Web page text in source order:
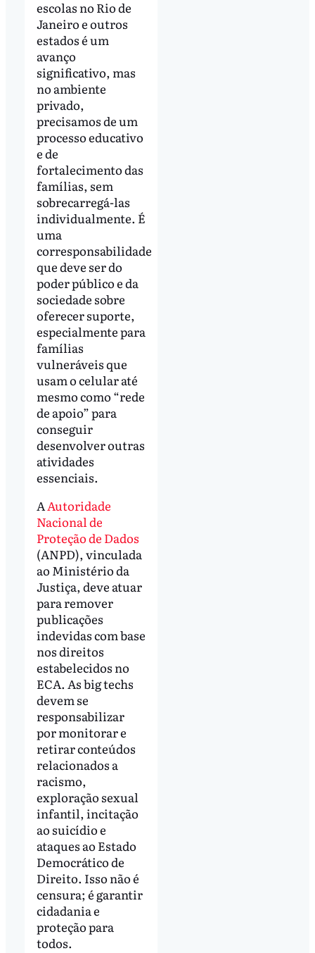
escolas no Rio de
Janeiro e outros
estados é um
avanço
significativo, mas
no ambiente
privado,
precisamos de um
processo educativo
e de
fortalecimento das
famílias, sem
sobrecarregá-las
individualmente. É
uma
corresponsabilidade
que deve ser do
poder público e da
sociedade sobre
oferecer suporte,
especialmente para
famílias
vulneráveis que
usam o celular até
mesmo como “rede
de apoio” para
conseguir
desenvolver outras
atividades
essenciais.
AAutoridade
Nacional de
Proteção de Dados
(ANPD), vinculada
ao Ministério da
Justiça, deve atuar
para remover
publicações
indevidas com base
nos direitos
estabelecidos no
ECA. As big techs
devem se
responsabilizar
por monitorar e
retirar conteúdos
relacionados a
racismo,
exploração sexual
infantil, incitação
ao suicídio e
ataques ao Estado
Democrático de
Direito. Isso não é
censura; é garantir
cidadania e
proteção para
todos.